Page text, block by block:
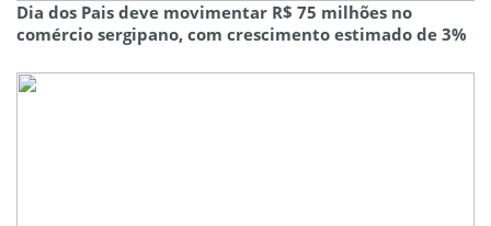
Dia dos Pais deve movimentar R$ 75 milhões no
comércio sergipano, com crescimento estimado de 3%